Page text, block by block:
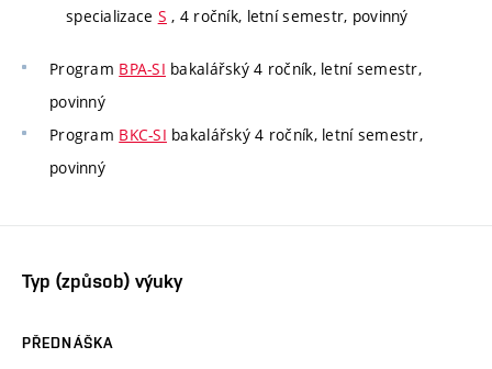
specializace S , 4 ročník, letní semestr, povinný
Program BPA-SI bakalářský 4 ročník, letní semestr,
povinný
Program BKC-SI bakalářský 4 ročník, letní semestr,
povinný
Typ (způsob) výuky
PŘEDNÁŠKA